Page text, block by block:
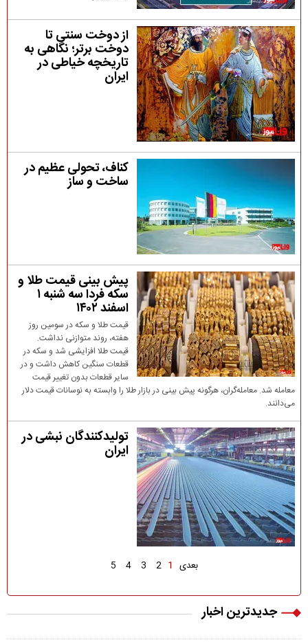
از دوخت سنتی تا
دوخت برتر؛ نگاهی به
تاریخچه خیاطی در
ایران
کناف، تحولی عظیم در
ساخت و ساز
پیش‌ بینی قیمت طلا و
سکه فردا سه شنبه ۱
اسفند ۱۴۰۲
قیمت طلا و سکه در سومین روز
هفته، روند متوازنی نداشت.
قیمت طلا افزایشی شد و سکه در
قطعات سنگین کاهش داشت و در
سایر قطعات بدون تغییر قیمت
معامله شد. معامله‌گران، هرگونه پیش بینی در بازار طلا را وابسته به نوسانات قیمت دلار
می‌دانند.
تولیدکنندگان نبشی در
ایران
بعدی 1
2
3
4
5
جدیدترین اخبار